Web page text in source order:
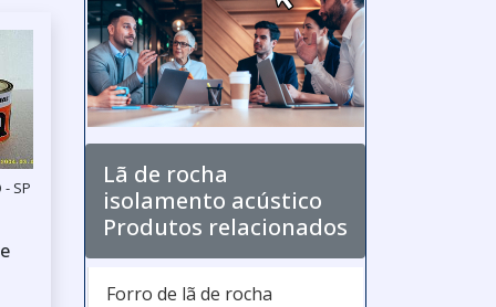
- SP
Lã de rocha
isolamento acústico
Produtos relacionados
Forro de lã de rocha